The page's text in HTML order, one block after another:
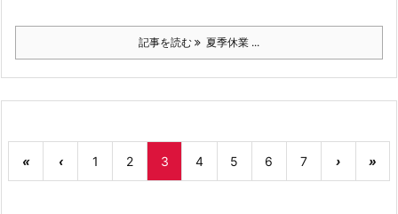
記事を読む 夏季休業 ...
« ‹ 1 2 3 4 5 6 7 › »